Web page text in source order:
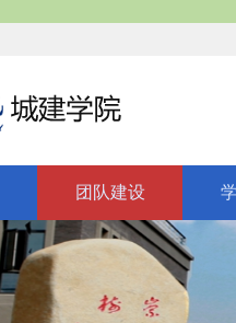
团队建设